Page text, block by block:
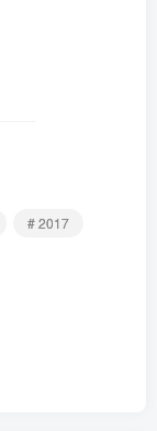
# 2017